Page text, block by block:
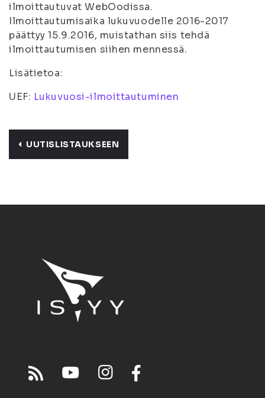
ilmoittautuvat WebOodissa.
Ilmoittautumisaika lukuvuodelle 2016-2017
päättyy 15.9.2016, muistathan siis tehdä
ilmoittautumisen siihen mennessä.
Lisätietoa:
UEF: Lukuvuosi-ilmoittautuminen
UUTISLISTAUKSEEN